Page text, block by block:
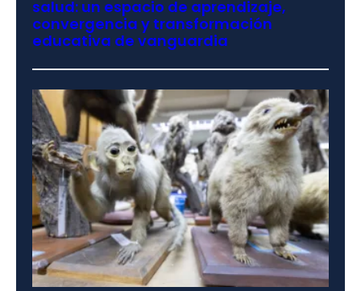
salud: un espacio de aprendizaje,
convergencia y transformación
educativa de vanguardia